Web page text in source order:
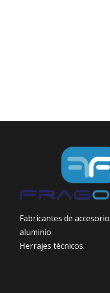
Fabricantes de
aluminio.
Herrajes técnicos.